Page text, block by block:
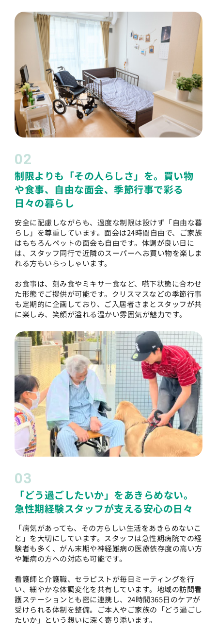
02
制限よりも「その人らしさ」を。買い物
や食事、自由な面会、季節行事で彩る
日々の暮らし
安全に配慮しながらも、過度な制限は設けず「自由な暮
らし」を尊重しています。面会は24時間自由で、ご家族
はもちろんペットの面会も自由です。体調が良い日に
は、スタッフ同行で近隣のスーパーへお買い物を楽しま
れる方もいらっしゃいます。
お食事は、刻み食やミキサー食など、嚥下状態に合わせ
た形態でご提供が可能です。クリスマスなどの季節行事
も定期的に企画しており、ご入居者さまとスタッフが共
に楽しみ、笑顔が溢れる温かい雰囲気が魅力です。
03
「どう過ごしたいか」をあきらめない。
急性期経験スタッフが支える安心の日々
「病気があっても、その方らしい生活をあきらめないこ
と」を大切にしています。スタッフは急性期病院での経
験者も多く、がん末期や神経難病の医療依存度の高い方
や難病の方への対応も可能です。
看護師と介護職、セラピストが毎日ミーティングを行
い、細やかな体調変化を共有しています。地域の訪問看
護ステーションとも密に連携し、24時間365日のケアが
受けられる体制を整備。ご本人やご家族の「どう過ごし
たいか」という想いに深く寄り添います。